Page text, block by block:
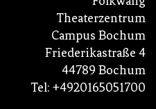
Theaterzentrum
Campus Bochum
Friederikastraße 4
44789 Bochum
Tel: +4920165051700